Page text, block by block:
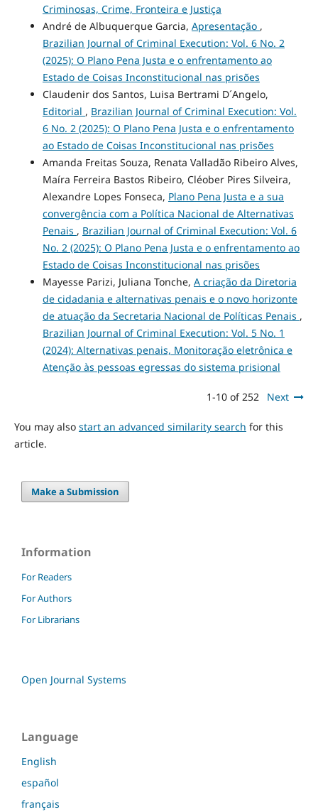
Criminosas, Crime, Fronteira e Justiça
André de Albuquerque Garcia, Apresentação ,
Brazilian Journal of Criminal Execution: Vol. 6 No. 2
(2025): O Plano Pena Justa e o enfrentamento ao
Estado de Coisas Inconstitucional nas prisões
Claudenir dos Santos, Luisa Bertrami D´Angelo,
Editorial , Brazilian Journal of Criminal Execution: Vol.
6 No. 2 (2025): O Plano Pena Justa e o enfrentamento
ao Estado de Coisas Inconstitucional nas prisões
Amanda Freitas Souza, Renata Valladão Ribeiro Alves,
Maíra Ferreira Bastos Ribeiro, Cléober Pires Silveira,
Alexandre Lopes Fonseca, Plano Pena Justa e a sua
convergência com a Política Nacional de Alternativas
Penais , Brazilian Journal of Criminal Execution: Vol. 6
No. 2 (2025): O Plano Pena Justa e o enfrentamento ao
Estado de Coisas Inconstitucional nas prisões
Mayesse Parizi, Juliana Tonche, A criação da Diretoria
de cidadania e alternativas penais e o novo horizonte
de atuação da Secretaria Nacional de Políticas Penais ,
Brazilian Journal of Criminal Execution: Vol. 5 No. 1
(2024): Alternativas penais, Monitoração eletrônica e
Atenção às pessoas egressas do sistema prisional
1-10 of 252 Next
You may also start an advanced similarity search for this
article.
Make a Submission
Information
For Readers
For Authors
For Librarians
Open Journal Systems
Language
English
español
français